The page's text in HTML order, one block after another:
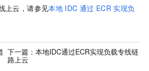
上云，请参见本地 IDC 通过 ECR 实现负
下一篇： 本地IDC通过ECR实现负载专线链
路上云